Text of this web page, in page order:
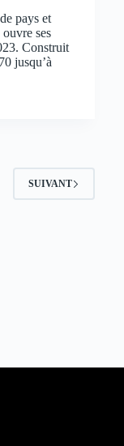
pays et
ses
Construit
jusqu’à
SUIVANT